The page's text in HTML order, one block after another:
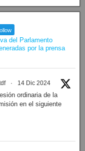
del Parlamento
por la prensa
· 14 Dic 2024
ordinaria de la
en el siguiente